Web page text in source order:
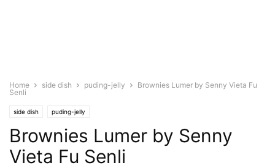
Home side dish puding-jelly
Brownies Lumer by Senny Vieta Fu
Senli
side dish puding-jelly
Brownies Lumer by Senny
Vieta Fu Senli